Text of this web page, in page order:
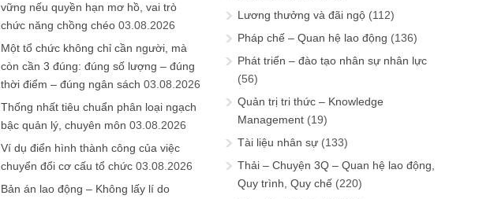
vững nếu quyền hạn mơ hồ, vai trò
chức năng chồng chéo 03.08.2026
Một tổ chức không chỉ cần người, mà
còn cần 3 đúng: đúng số lượng – đúng
thời điểm – đúng ngân sách 03.08.2026
Thống nhất tiêu chuẩn phân loại ngạch
bậc quản lý, chuyên môn 03.08.2026
Ví dụ điển hình thành công của việc
chuyển đổi cơ cấu tổ chức 03.08.2026
Bản án lao động – Không lấy lí do
Lương thưởng và đãi ngộ (112)
Pháp chế – Quan hệ lao động (136)
Phát triển – đào tạo nhân sự nhân lực
(56)
Quản trị tri thức – Knowledge
Management (19)
Tài liệu nhân sự (133)
Thải – Chuyện 3Q – Quan hệ lao động,
Quy trình, Quy chế (220)